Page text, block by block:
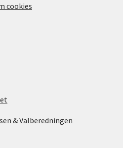
cookies
& Valberedningen